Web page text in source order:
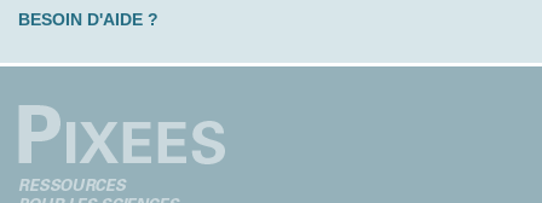
BESOIN D'AIDE ?